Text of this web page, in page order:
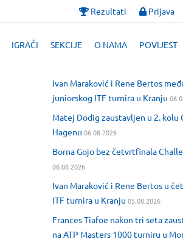
Rezultati Prijava
IGRAČI SEKCIJE O NAMA POVIJEST
Ivan Maraković i Rene Bertos
juniorskog ITF turnira u Kranju
Matej Dodig zaustavljen u 2. kolu
Hagenu 06.08.2026
Borna Gojo bez četvrtfinala
06.08.2026
Ivan Maraković i Rene Bertos u
ITF turnira u Kranju 05.08.2026
Frances Tiafoe nakon tri seta
na ATP Masters 1000 turniru u